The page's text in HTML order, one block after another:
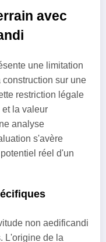
avec
une limitation
sur une
restriction légale
la valeur
analyse
s'avère
réel d'un
non aedificandi
L'origine de la